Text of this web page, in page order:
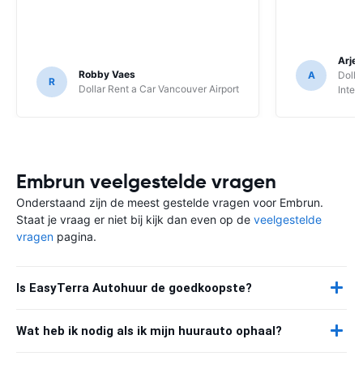
R
Robby Vaes
Dollar Rent a Car Vancouver Airport
A
Embrun veelgestelde vragen
Onderstaand zijn de meest gestelde vragen voor Embrun.
Staat je vraag er niet bij kijk dan even op de veelgestelde
vragen pagina.
Is EasyTerra Autohuur de goedkoopste?
Wat heb ik nodig als ik mijn huurauto ophaal?